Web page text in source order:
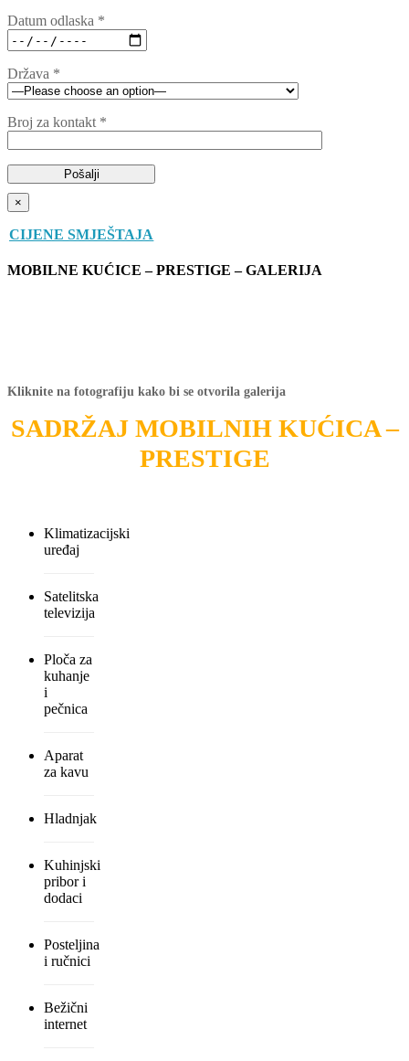
Datum odlaska *
Država *
Broj za kontakt *
×
CIJENE SMJEŠTAJA
MOBILNE KUĆICE – PRESTIGE – GALERIJA
Kliknite na fotografiju kako bi se otvorila galerija
SADRŽAJ MOBILNIH KUĆICA –
PRESTIGE
Klimatizacijski
uređaj
Satelitska
televizija
Ploča za
kuhanje
i
pečnica
Aparat
za kavu
Hladnjak
Kuhinjski
pribor i
dodaci
Posteljina
i ručnici
Bežični
internet